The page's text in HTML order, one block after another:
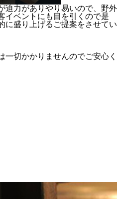
迫力がありやり易いので、野外
イベントにも目を引くので是
に盛り上げるご提案をさせてい
一切かかりませんのでご安心く